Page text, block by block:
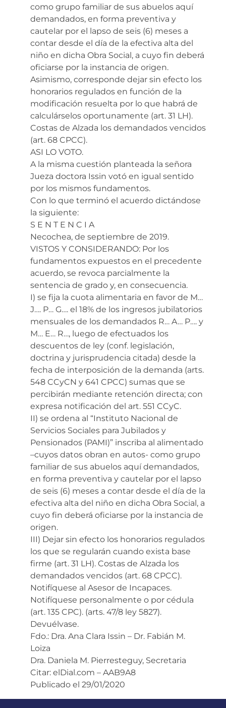
como grupo familiar de sus abuelos aquí
demandados, en forma preventiva y
cautelar por el lapso de seis (6) meses a
contar desde el día de la efectiva alta del
niño en dicha Obra Social, a cuyo fin deberá
oficiarse por la instancia de origen.
Asimismo, corresponde dejar sin efecto los
honorarios regulados en función de la
modificación resuelta por lo que habrá de
calculárselos oportunamente (art. 31 LH).
Costas de Alzada los demandados vencidos
(art. 68 CPCC).
ASI LO VOTO.
A la misma cuestión planteada la señora
Jueza doctora Issin votó en igual sentido
por los mismos fundamentos.
Con lo que terminó el acuerdo dictándose
la siguiente:
S E N T E N C I A
Necochea, de septiembre de 2019.
VISTOS Y CONSIDERANDO: Por los
fundamentos expuestos en el precedente
acuerdo, se revoca parcialmente la
sentencia de grado y, en consecuencia.
I) se fija la cuota alimentaria en favor de M…
J…. P… G…. el 18% de los ingresos jubilatorios
mensuales de los demandados R… A… P…. y
M… E… R…, luego de efectuados los
descuentos de ley (conf. legislación,
doctrina y jurisprudencia citada) desde la
fecha de interposición de la demanda (arts.
548 CCyCN y 641 CPCC) sumas que se
percibirán mediante retención directa; con
expresa notificación del art. 551 CCyC.
II) se ordena al “Instituto Nacional de
Servicios Sociales para Jubilados y
Pensionados (PAMI)” inscriba al alimentado
–cuyos datos obran en autos- como grupo
familiar de sus abuelos aquí demandados,
en forma preventiva y cautelar por el lapso
de seis (6) meses a contar desde el día de la
efectiva alta del niño en dicha Obra Social, a
cuyo fin deberá oficiarse por la instancia de
origen.
III) Dejar sin efecto los honorarios regulados
los que se regularán cuando exista base
firme (art. 31 LH). Costas de Alzada los
demandados vencidos (art. 68 CPCC).
Notifíquese al Asesor de Incapaces.
Notifíquese personalmente o por cédula
(art. 135 CPC). (arts. 47/8 ley 5827).
Devuélvase.
Fdo.: Dra. Ana Clara Issin – Dr. Fabián M.
Loiza
Dra. Daniela M. Pierresteguy, Secretaria
Citar: elDial.com – AAB9A8
Publicado el 29/01/2020